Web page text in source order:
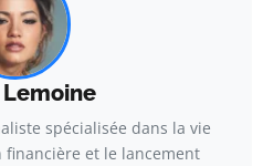
spécialisée dans la vie
financière et le lancement